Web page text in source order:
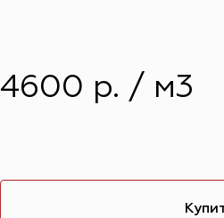
4600 р. / м3